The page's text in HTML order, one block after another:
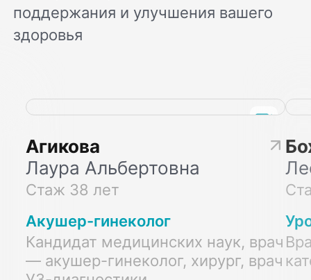
поддержания и улучшения вашего
здоровья
Агикова
Лаура Альбертовна
Стаж 38 лет
Акушер-гинеколог
Кандидат медицинских наук, врач
— акушер-гинеколог, хирург, врач